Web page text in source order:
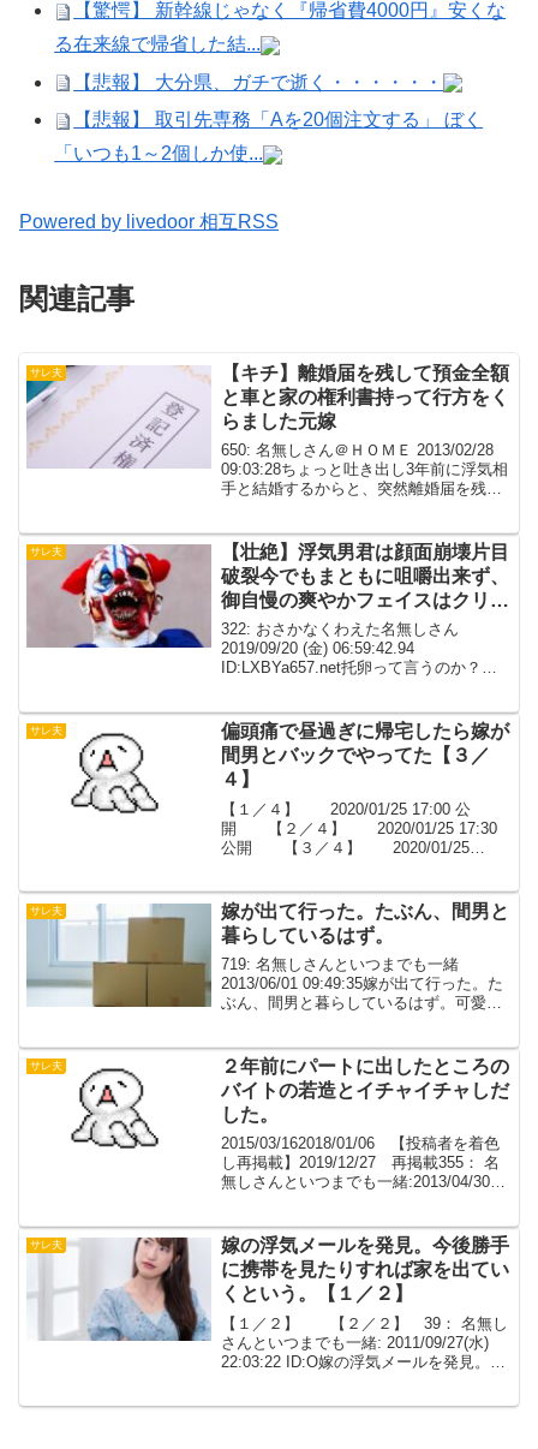
【驚愕】 新幹線じゃなく『帰省費4000円』安くな
る在来線で帰省した結...
【悲報】 大分県、ガチで逝く・・・・・・
【悲報】 取引先専務「Aを20個注文する」 ぼく
「いつも1～2個しか使...
Powered by livedoor 相互RSS
関連記事
サレ夫
【キチ】離婚届を残して預金全額
と車と家の権利書持って行方をく
らました元嫁
650: 名無しさん＠ＨＯＭＥ 2013/02/28
09:03:28ちょっと吐き出し3年前に浮気相
手と結婚するからと、突然離婚届を残し
の猶予をやったが1円も慰謝料を...
サレ夫
【壮絶】浮気男君は顔面崩壊片目
破裂今でもまともに咀嚼出来ず、
御自慢の爽やかフェイスはクリー
チャー
322: おさかなくわえた名無しさん
2019/09/20 (金) 06:59:42.94
ID:LXBYa657.net托卵って言うのか？浮
を育てる って言うのはそん...
サレ夫
偏頭痛で昼過ぎに帰宅したら嫁が
間男とバックでやってた【３／
４】
【１／４】 2020/01/25 17:00 公
開 【２／４】 2020/01/25 17:30
公開 【３／４】 2020/01/25
サレ夫
嫁が出て行った。たぶん、間男と
暮らしているはず。
719: 名無しさんといつまでも一緒
2013/06/01 09:49:35嫁が出て行った。た
ぶん、間男と暮らしているはず。可愛く
るが、別居が長いと、離婚は認められて
し...
サレ夫
２年前にパートに出したところの
バイトの若造とイチャイチャしだ
した。
2015/03/162018/01/06 【投稿者を着色
し再掲載】2019/12/27 再掲載355： 名
無しさんといつまでも一緒:2013/04/30
サレ夫
嫁の浮気メールを発見。今後勝手
に携帯を見たりすれば家を出てい
くという。【１／２】
【１／２】 【２／２】 39： 名無し
さんといつまでも一緒: 2011/09/27(水)
22:03:22 ID:O嫁の浮気メールを発見。二